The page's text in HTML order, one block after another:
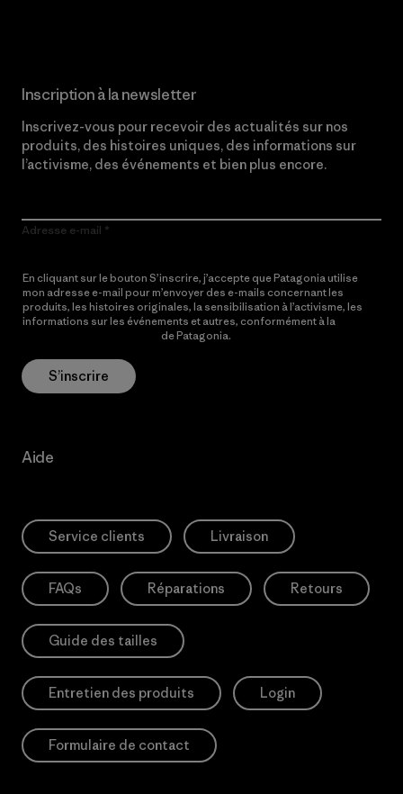
Inscription à la newsletter
Inscrivez-vous pour recevoir des actualités sur nos
produits, des histoires uniques, des informations sur
l’activisme, des événements et bien plus encore.
Adresse e-mail
En cliquant sur le bouton S’inscrire, j’accepte que Patagonia utilise
mon adresse e-mail pour m’envoyer des e-mails concernant les
produits, les histoires originales, la sensibilisation à l’activisme, les
informations sur les événements et autres, conformément à la
de Patagonia.
S’inscrire
Aide
Service clients Livraison
FAQs Réparations Retours
Guide des tailles
Entretien des produits Login
Formulaire de contact